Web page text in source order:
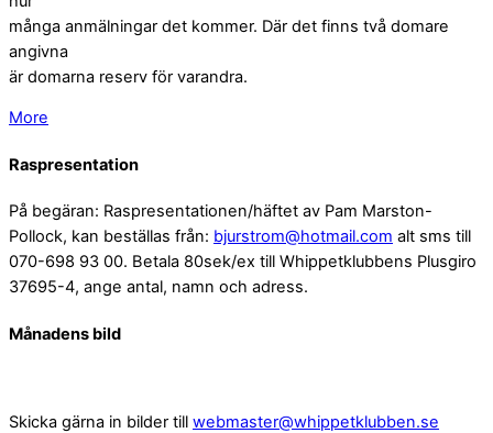
många anmälningar det kommer. Där det finns två domare
angivna
är domarna reserv för varandra.
More
Raspresentation
På begäran: Raspresentationen/häftet av Pam Marston-
Pollock, kan beställas från: bjurstrom@hotmail.com alt sms till
070-698 93 00. Betala 80sek/ex till Whippetklubbens Plusgiro
37695-4, ange antal, namn och adress.
Månadens bild
Skicka gärna in bilder till webmaster@whippetklubben.se